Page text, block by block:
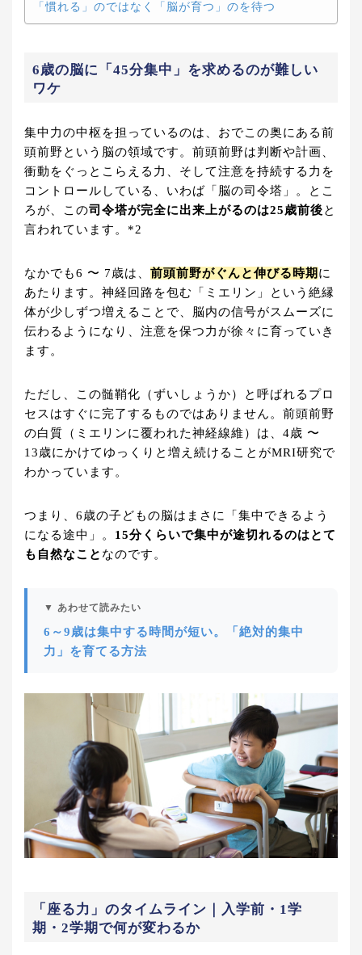
「慣れる」のではなく「脳が育つ」のを待つ
6歳の脳に「45分集中」を求めるのが難しい
ワケ
集中力の中枢を担っているのは、おでこの奥にある前
頭前野という脳の領域です。前頭前野は判断や計画、
衝動をぐっとこらえる力、そして注意を持続する力を
コントロールしている、いわば「脳の司令塔」。とこ
ろが、この司令塔が完全に出来上がるのは25歳前後と
言われています。*2
なかでも6 〜 7歳は、 前頭前野がぐんと伸びる時期 に
あたります。神経回路を包む「ミエリン」という絶縁
体が少しずつ増えることで、脳内の信号がスムーズに
伝わるようになり、注意を保つ力が徐々に育っていき
ます。
ただし、この髄鞘化（ずいしょうか）と呼ばれるプロ
セスはすぐに完了するものではありません。前頭前野
の白質（ミエリンに覆われた神経線維）は、4歳 〜
13歳にかけてゆっくりと増え続けることがMRI研究で
わかっています。
つまり、6歳の子どもの脳はまさに「集中できるよう
になる途中」。 15分くらいで集中が途切れるのはとて
も自然なこと なのです。
▼ あわせて読みたい
6～9歳は集中する時間が短い。「絶対的集中
力」を育てる方法
「座る力」のタイムライン｜入学前・1学
期・2学期で何が変わるか